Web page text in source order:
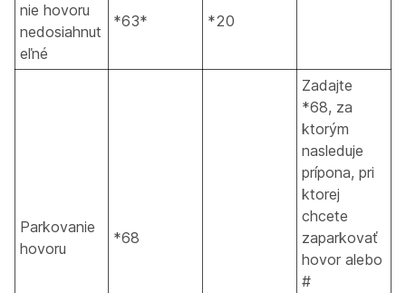
nie hovoru
nedosiahnut
eľné
*63* *20
Parkovanie
hovoru
*68
Zadajte
*68, za
ktorým
nasleduje
prípona, pri
ktorej
chcete
zaparkovať
hovor alebo
#